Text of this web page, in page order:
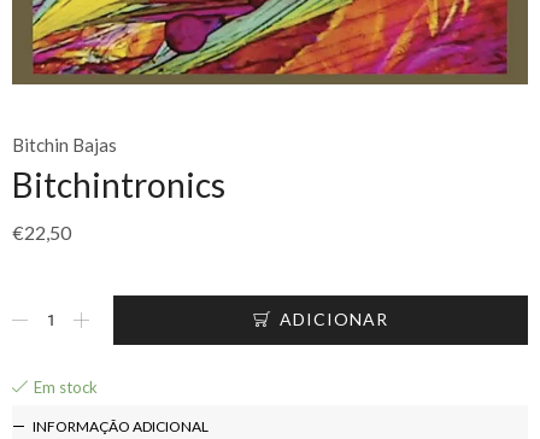
Bitchin Bajas
Bitchintronics
€22,50
ADICIONAR
Em stock
INFORMAÇÃO ADICIONAL